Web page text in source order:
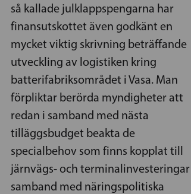
så kallade julklappspengarna har
finansutskottet även godkänt en
mycket viktig skrivning beträffande
utveckling av logistiken kring
batterifabriksområdet i Vasa. Man
förpliktar berörda myndigheter att
redan i samband med nästa
tilläggsbudget beakta de
specialbehov som finns kopplat till
järnvägs- och
samband med näringspolitiska